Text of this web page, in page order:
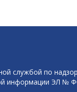
службой по
информации ЭЛ №